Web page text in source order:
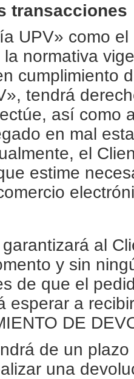
transacciones
UPV» como
normativa
cumplimiento
tendrá
así como
en mal
el
estime
al
y sin
de que el
esperar a
DE
de un
una